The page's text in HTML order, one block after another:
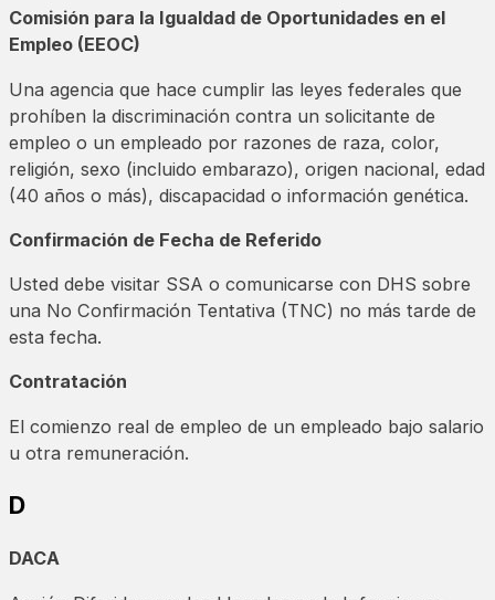
Comisión para la Igualdad de Oportunidades en el
Empleo (EEOC)
Una agencia que hace cumplir las leyes federales que
prohíben la discriminación contra un solicitante de
empleo o un empleado por razones de raza, color,
religión, sexo (incluido embarazo), origen nacional, edad
(40 años o más), discapacidad o información genética.
Confirmación de Fecha de Referido
Usted debe visitar SSA o comunicarse con DHS sobre
una No Confirmación Tentativa (TNC) no más tarde de
esta fecha.
Contratación
El comienzo real de empleo de un empleado bajo salario
u otra remuneración.
D
DACA